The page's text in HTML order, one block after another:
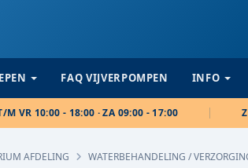
FAQ VIJVERPOMPEN INFO
VR 10:00 - 18:00 · ZA 09:00 - 17:00
AFDELING WATERBEHANDELING /